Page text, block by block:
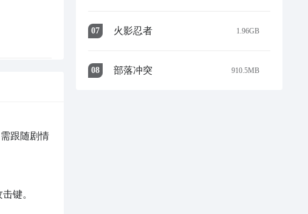
07 火影忍者 1.96GB
08 部落冲突 910.5MB